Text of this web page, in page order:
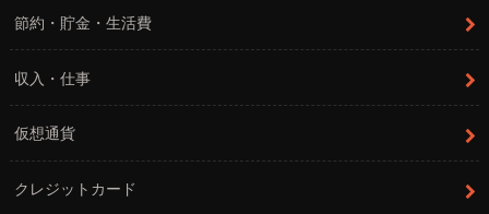
節約・貯金・生活費
収入・仕事
仮想通貨
クレジットカード